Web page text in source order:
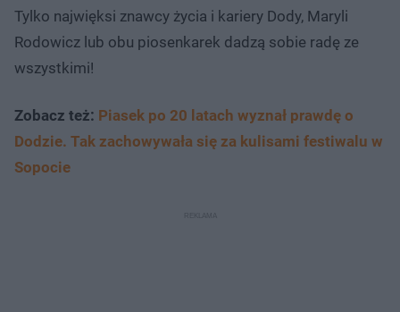
Tylko najwięksi znawcy życia i kariery Dody, Maryli
Rodowicz lub obu piosenkarek dadzą sobie radę ze
wszystkimi!
Zobacz też: Piasek po 20 latach wyznał prawdę o
Dodzie. Tak zachowywała się za kulisami festiwalu w
Sopocie